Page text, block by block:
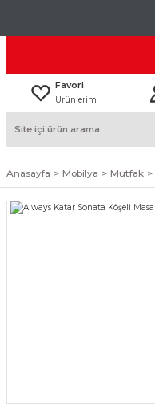
Favori
Ürünlerim
Anasayfa Mobilya Mutfak